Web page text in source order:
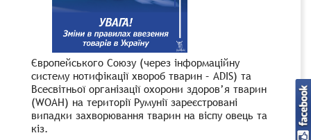
Європейського Союзу (через інформаційну
систему нотифікації хвороб тварин – ADIS) та
Всесвітньої організації охорони здоров’я тварин
(WOAH) на території Румунії зареєстровані
випадки захворювання тварин на віспу овець та
кіз.